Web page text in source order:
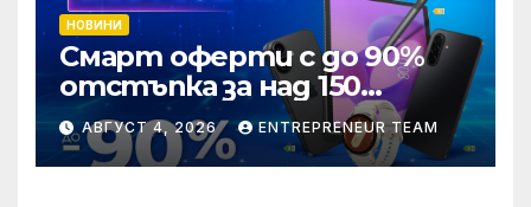
НОВИНИ
Смарт оферти с до 90%
отстъпка за над 150
устройства от Vivacom
през август
АВГУСТ 4, 2026 ENTREPRENEUR TEAM